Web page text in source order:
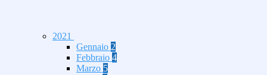
2021
Gennaio 2
Febbraio 4
Marzo 5